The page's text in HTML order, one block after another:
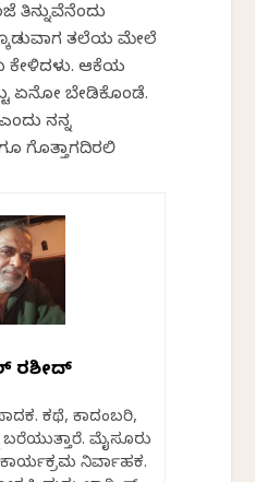
ತಲೆಯ ಮೇಲೆ
ಕೇಳಿದಳು. ಆಕೆಯ
ಏನೋ ಬೇಡಿಕೊಂಡೆ.
ನನ್ನ
ಗೊತ್ತಾಗದಿರಲಿ
ರಶೀದ್
ಕಥೆ, ಕಾದಂಬರಿ,
ಮೈಸೂರು
ಕಾರ್ಯಕ್ರಮ ನಿರ್ವಾಹಕ.